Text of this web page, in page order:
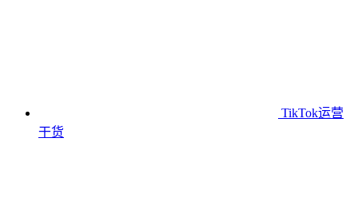
TikTok运营
干货